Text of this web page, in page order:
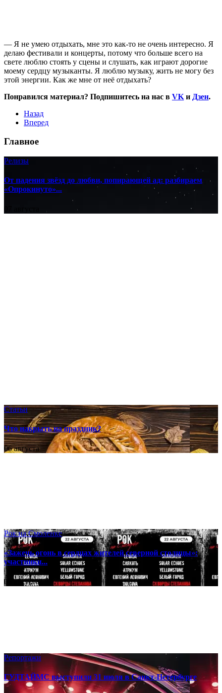
— Я не умею отдыхать, мне это как-то не очень интересно. Я
делаю фестивали и концерты, потому что больше всего на
свете люблю стоять у сцены и слушать, как играют дорогие
моему сердцу музыканты. Я люблю музыку, жить не могу без
этой энергии. Как же мне от неё отдыхать?
Понравился материал? Подпишитесь на нас в VK и Дзен.
Назад
Вперед
Главное
Релизы
От падения звёзд до любви, попирающей ад: разбираем
«Опрокинуто»...
Статьи
Что накрыть на праздник?
06 августа
Рок на Смоленке
«Зажечь огонь в сердцах жителей северной столицы»:
участники...
06 августа
Репортажи
ГУДТАЙМС выступили 31 июля в Санкт-Петербурге